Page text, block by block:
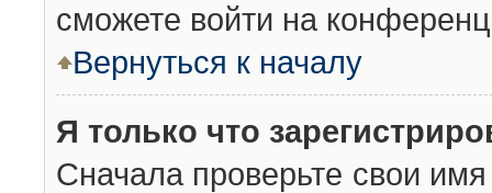
сможете войти на
Вернуться к началу
Я только что
Сначала проверьте свои